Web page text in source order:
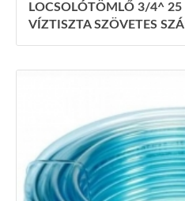
LOCSOLÓTÖMLŐ 3/4^ 25
VÍZTISZTA SZÖVETES